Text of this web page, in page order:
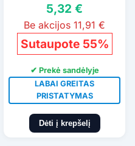
5,32 €
Be akcijos 11,91 €
Sutaupote 55%
✔ Prekė sandėlyje
LABAI GREITAS
PRISTATYMAS
Dėti į krepšelį